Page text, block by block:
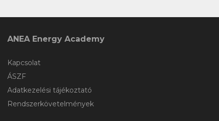
ANEA Energy Academy
Kapcsolat
ÁSZF
Adatkezelési tájékoztató
Rendszerkövetelmények